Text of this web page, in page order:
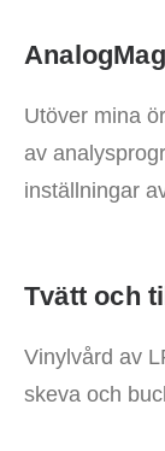
Utöver mina
av
inställningar
Tvätt och
Vinylvård av
skeva och